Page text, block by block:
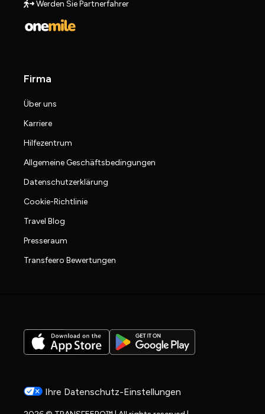
Werden Sie Partnerfahrer
Firma
Über uns
Karriere
Hilfezentrum
Allgemeine Geschäftsbedingungen
Datenschutzerklärung
Cookie-Richtlinie
Travel Blog
Presseraum
Transfeero Bewertungen
Ihre Datenschutz-Einstellungen